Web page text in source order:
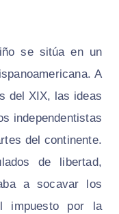
se sitúa en un
A
del XIX, las ideas
independentistas
del continente.
de libertad,
a socavar los
impuesto por la